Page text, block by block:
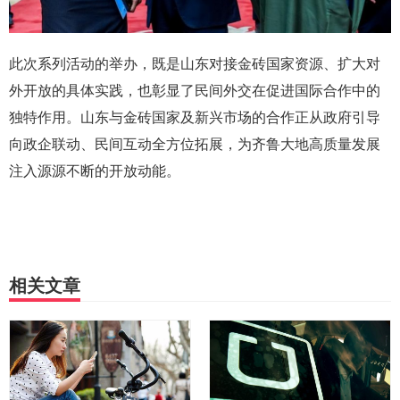
此次系列活动的举办，既是山东对接金砖国家资源、扩大对
外开放的具体实践，也彰显了民间外交在促进国际合作中的
独特作用。山东与金砖国家及新兴市场的合作正从政府引导
向政企联动、民间互动全方位拓展，为齐鲁大地高质量发展
注入源源不断的开放动能。
相关文章